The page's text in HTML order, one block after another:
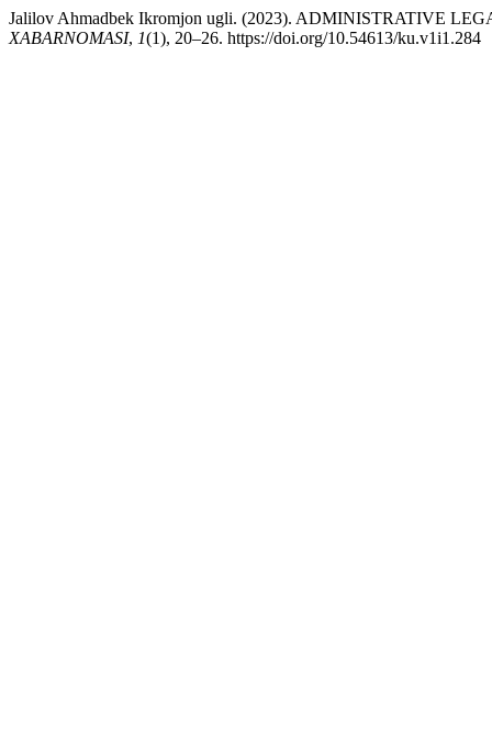
Jalilov Ahmadbek Ikromjon ugli. (2023). ADMINISTRATIVE
XABARNOMASI, 1(1), 20–26. https://doi.org/10.54613/ku.v1i1.284